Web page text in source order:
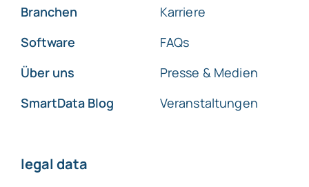
Branchen
Software
Über uns
SmartData Blog
Karriere
FAQs
Presse & Medien
Veranstaltungen
legal data